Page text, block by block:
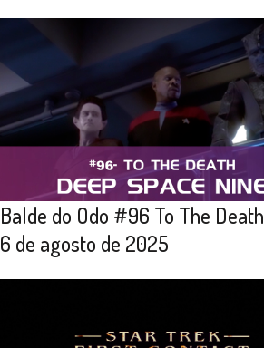
Balde do Odo #96 To The Death
6 de agosto de 2025